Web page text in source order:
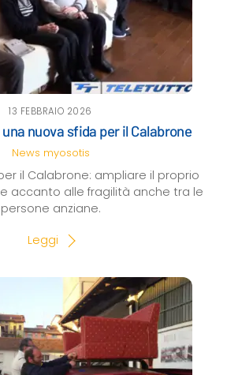
13 FEBBRAIO 2026
nuova sfida per il Calabrone
News myosotis
il Calabrone: ampliare il proprio
accanto alle fragilità anche tra le
persone anziane.
Leggi